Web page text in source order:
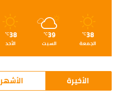
38
℃
الجمعة
39
℃
السبت
38
℃
الأحد
الأخيرة الأشهر